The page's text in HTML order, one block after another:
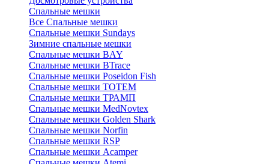
Спальные мешки
Все Спальные мешки
Спальные мешки Sundays
Зимние спальные мешки
Спальные мешки BAY
Спальные мешки BTrace
Спальные мешки Poseidon Fish
Спальные мешки ТОТЕМ
Спальные мешки ТРАМП
Cпальные мешки MedNovtex
Спальные мешки Golden Shark
Спальные мешки Norfin
Спальные мешки RSP
Спальные мешки Acamper